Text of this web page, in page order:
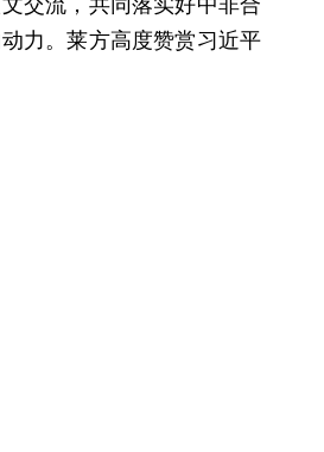
交流，共同落实好中非合
力。莱方高度赞赏习近平